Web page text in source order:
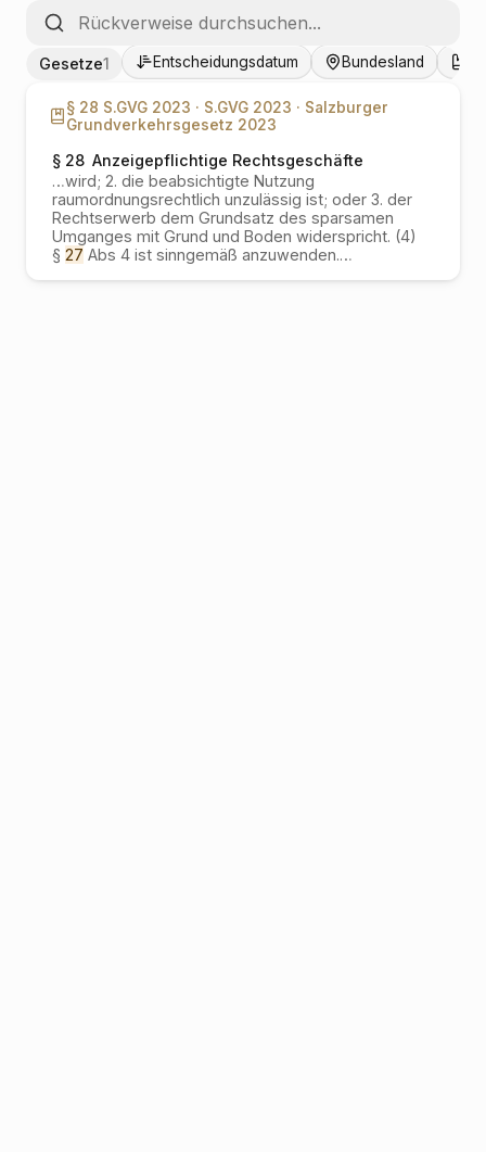
Gesetze1 Entscheidungsdatum Bundesland
§ 28 S.GVG 2023 · S.GVG 2023 · Salzburger
Grundverkehrsgesetz 2023
§ 28 Anzeigepflichtige Rechtsgeschäfte
…wird; 2. die beabsichtigte Nutzung
raumordnungsrechtlich unzulässig ist; oder 3. der
Rechtserwerb dem Grundsatz des sparsamen
Umganges mit Grund und Boden widerspricht. (4)
§ 27 Abs 4 ist sinngemäß anzuwenden.…